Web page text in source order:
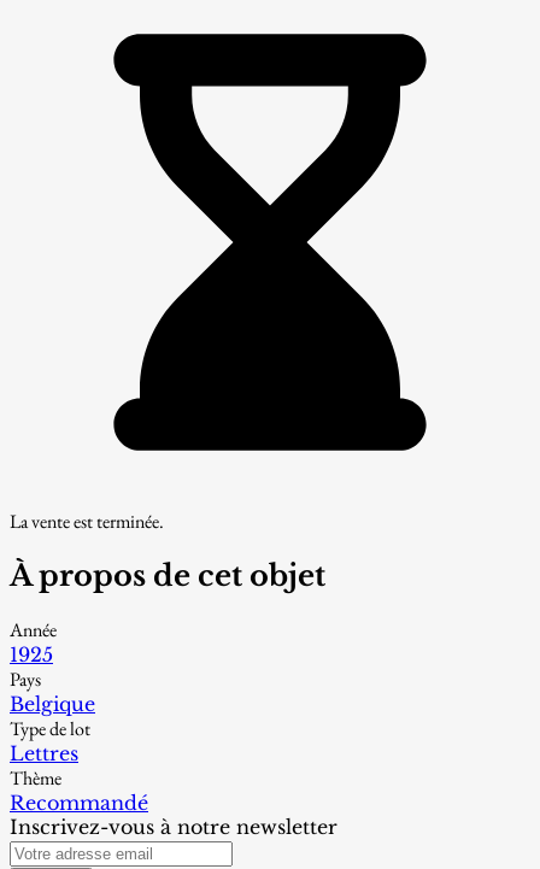
La vente est terminée.
À propos de cet objet
Année
1925
Pays
Belgique
Type de lot
Lettres
Thème
Recommandé
Inscrivez-vous à notre newsletter